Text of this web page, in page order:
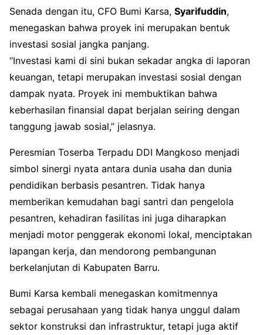
Senada dengan itu, CFO Bumi Karsa, Syarifuddin,
menegaskan bahwa proyek ini merupakan bentuk
investasi sosial jangka panjang.
“Investasi kami di sini bukan sekadar angka di laporan
keuangan, tetapi merupakan investasi sosial dengan
dampak nyata. Proyek ini membuktikan bahwa
keberhasilan finansial dapat berjalan seiring dengan
tanggung jawab sosial,” jelasnya.
Peresmian Toserba Terpadu DDI Mangkoso menjadi
simbol sinergi nyata antara dunia usaha dan dunia
pendidikan berbasis pesantren. Tidak hanya
memberikan kemudahan bagi santri dan pengelola
pesantren, kehadiran fasilitas ini juga diharapkan
menjadi motor penggerak ekonomi lokal, menciptakan
lapangan kerja, dan mendorong pembangunan
berkelanjutan di Kabupaten Barru.
Bumi Karsa kembali menegaskan komitmennya
sebagai perusahaan yang tidak hanya unggul dalam
sektor konstruksi dan infrastruktur, tetapi juga aktif